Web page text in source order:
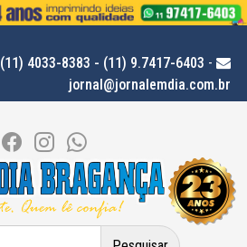
(11) 4033-8383 - (11) 9.7417-6403 -
jornal@jornalemdia.com.br